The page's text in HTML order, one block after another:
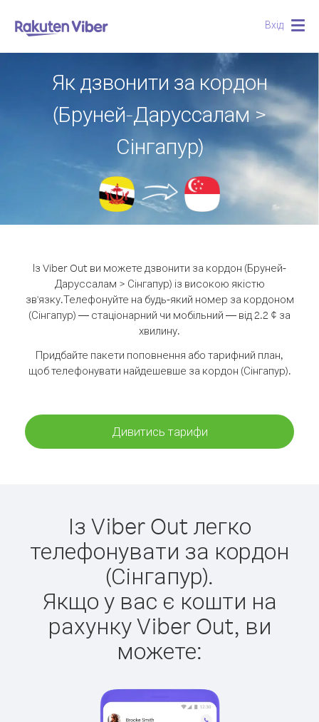
Вхід
Як дзвонити за кордон
(Бруней-Даруссалам >
Сінгапур)
Із Viber Out ви можете дзвонити за кордон (Бруней-
Даруссалам > Сінгапур) із високою якістю
зв'язку.Телефонуйте на будь-який номер за кордоном
(Сінгапур) — стаціонарний чи мобільний — від 2.2 ¢ за
хвилину.
Придбайте пакети поповнення або тарифний план,
щоб телефонувати найдешевше за кордон (Сінгапур).
Дивитись тарифи
Із Viber Out легко
телефонувати за кордон
(Сінгапур).
Якщо у вас є кошти на
рахунку Viber Out, ви
можете: